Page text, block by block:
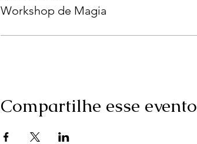
Workshop de Magia
Compartilhe esse evento